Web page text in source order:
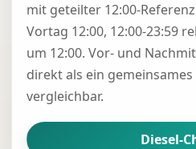
mit geteilter 12:00-
Vortag 12:00, 12:00-23:59
um 12:00. Vor- und
direkt als ein
vergleichbar.
Diesel-